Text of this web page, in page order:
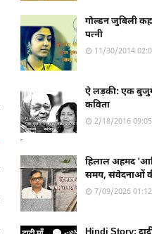
गोल्डन जुबिली
पत्नी
11/30/2014
ऐ लड़की: एक
कविता
2/18/2016
हिलाल अहमद
समय, संवेदनाओं
7/09/2026